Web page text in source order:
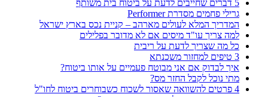
5 דברים שחייבים לדעת על ביטוח בית משותף
גרילי פחמים מסדרת Performer
המדריך המלא לעולים מארהב – קניית נכס בארץ ישראל
למה צריך עו"ד מיסים אם לא מדובר בפלילים
כל מה שצריך לדעת על ריבית
3 טיפים למחזור משכנתא
איך לבדוק אם אני מבוטח פעמיים על אותו ביטוח?
מתי נוכל לקבל החזר מס?
4 פרטים להשוואה שאסור לשכוח כשבוחרים ביטוח לחו"ל